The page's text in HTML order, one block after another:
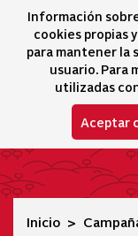
Información
cookies propias
para mantener la
usuario. Para
utilizadas
Aceptar
Programa Europeo
Inicio